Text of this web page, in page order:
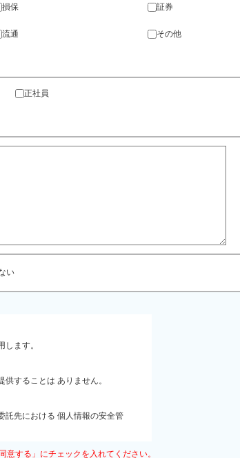
損保 証券
流通 その他
正社員
い
ます。
することは ありません。
託先における 個人情報の安全管
する」にチェックを入れてください。